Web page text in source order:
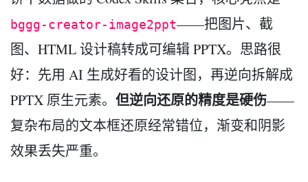
bggg-creator-image2ppt——把图片、截
图、HTML 设计稿转成可编辑 PPTX。思路很
好：先用 AI 生成好看的设计图，再逆向拆解成
PPTX 原生元素。 但逆向还原的精度是硬伤——
复杂布局的文本框还原经常错位，渐变和阴影
效果丢失严重。